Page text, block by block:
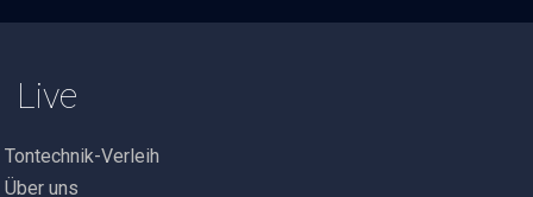
Live
Tontechnik-Verleih
Über uns